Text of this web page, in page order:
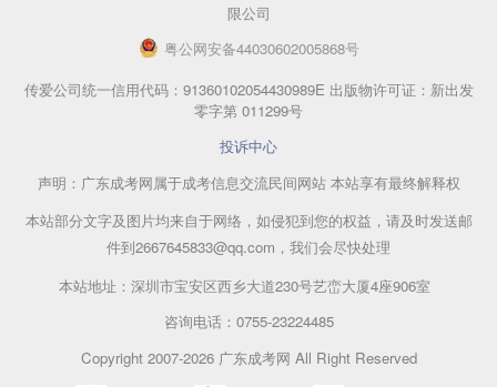
限公司
粤公网安备44030602005868号
传爱公司统一信用代码：91360102054430989E 出版物许可证：新出发
零字第 011299号
投诉中心
声明：广东成考网属于成考信息交流民间网站 本站享有最终解释权
本站部分文字及图片均来自于网络，如侵犯到您的权益，请及时发送邮
件到2667645833@qq.com，我们会尽快处理
本站地址：深圳市宝安区西乡大道230号艺峦大厦4座906室
咨询电话：0755-23224485
Copyright 2007-2026 广东成考网 All Right Reserved